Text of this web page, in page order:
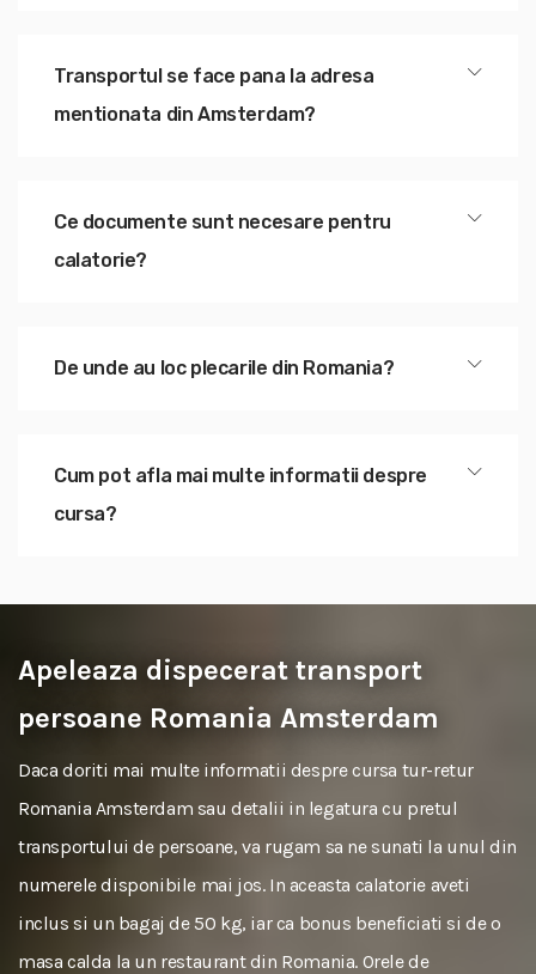
Transportul se face pana la adresa
mentionata din Amsterdam?
Ce documente sunt necesare pentru
calatorie?
De unde au loc plecarile din Romania?
Cum pot afla mai multe informatii despre
cursa?
Apeleaza dispecerat transport
persoane Romania Amsterdam
Daca doriti mai multe informatii despre cursa tur-retur
Romania Amsterdam sau detalii in legatura cu pretul
transportului de persoane, va rugam sa ne sunati la unul din
numerele disponibile mai jos. In aceasta calatorie aveti
inclus si un bagaj de 50 kg, iar ca bonus beneficiati si de o
masa calda la un restaurant din Romania. Orele de